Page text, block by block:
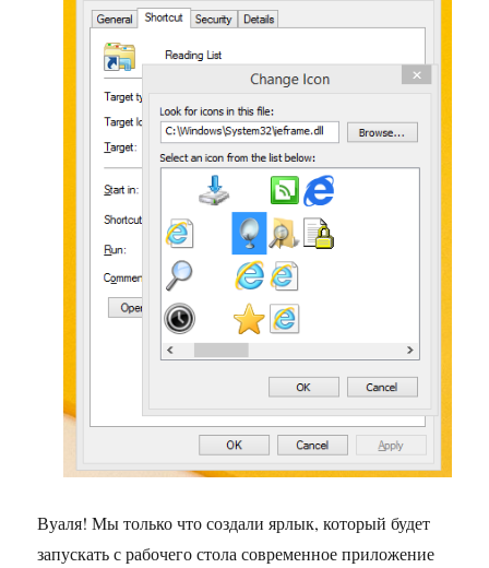
Вуаля! Мы только что создали ярлык, который будет
запускать с рабочего стола современное приложение